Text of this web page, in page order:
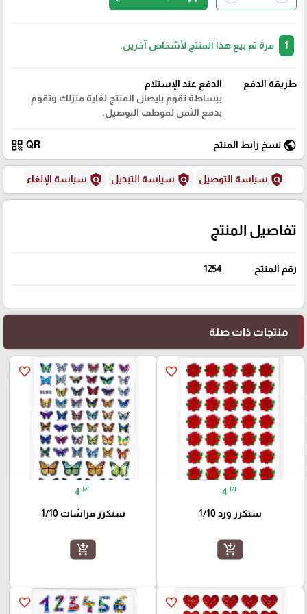
مرة تم بيع هذا المنتج لأشخاص آخرين.
طريقة الدفع
الدفع عند الإستلام
ببساطة نقوم بايصال المنتج لغاية منزلك وتقوم
بدفع الثمن لموظف التوصيل.
public نسخ رابط المنتج QR
qr_code
policy سياسة التوصيل policy سياسة التبديل policy سياسة الإلغاء
تفاصيل المنتج
رقم المنتج 1254
منتجات ذات صلة
favorite_border
4 ₪
ستكرز ورد 1/10
add_shopping_cart
favorite_border
4 ₪
ستكرز فراشات 1/10
add_shopping_cart
favorite_border
favorite_border